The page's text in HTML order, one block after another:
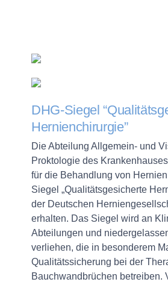
DHG-Siegel
Hernienchirurgie”
Die Abteilung Allgemein- und
Proktologie des
für die Behandlung von
Siegel „Qualitätsgesicherte
der Deutschen
erhalten. Das Siegel wird an
Abteilungen und
verliehen, die in besonderem
Qualitätssicherung bei der
Bauchwandbrüchen betreiben.